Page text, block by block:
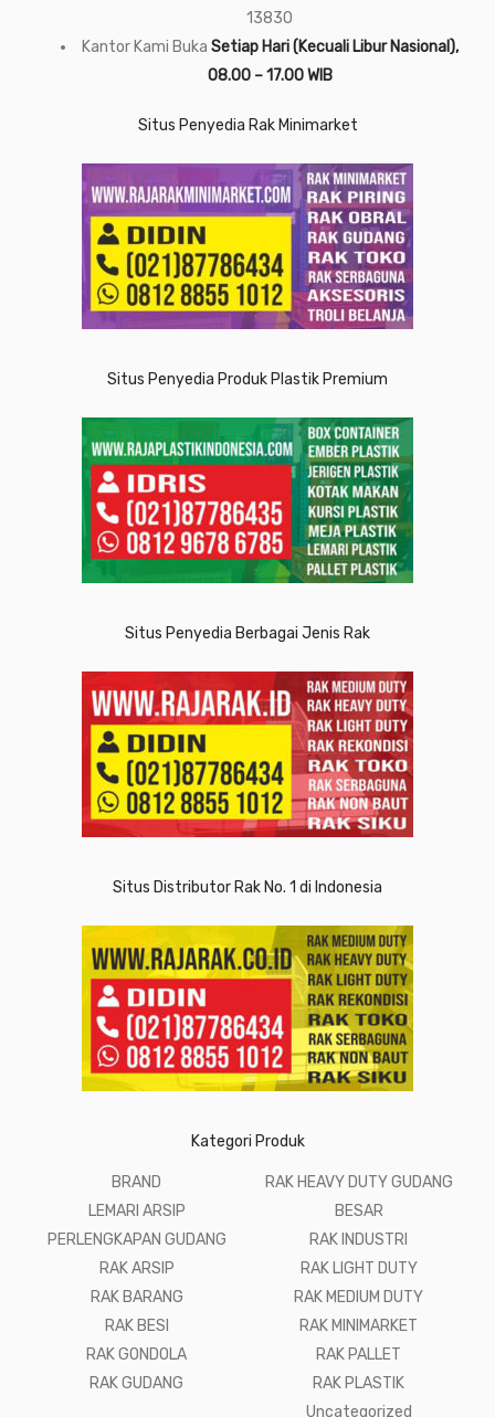
13830
Kantor Kami Buka Setiap Hari (Kecuali Libur Nasional),
08.00 – 17.00 WIB
Situs Penyedia Rak Minimarket
Situs Penyedia Produk Plastik Premium
Situs Penyedia Berbagai Jenis Rak
Situs Distributor Rak No. 1 di Indonesia
Kategori Produk
BRAND
LEMARI ARSIP
PERLENGKAPAN GUDANG
RAK ARSIP
RAK BARANG
RAK BESI
RAK GONDOLA
RAK GUDANG
RAK HEAVY DUTY GUDANG
BESAR
RAK INDUSTRI
RAK LIGHT DUTY
RAK MEDIUM DUTY
RAK MINIMARKET
RAK PALLET
RAK PLASTIK
Uncategorized